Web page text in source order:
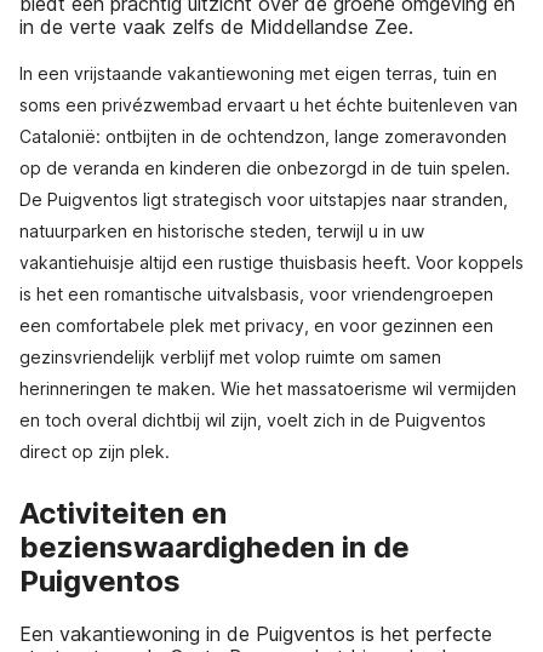
in de verte vaak zelfs de Middellandse Zee.
In een vrijstaande vakantiewoning met eigen terras, tuin en
soms een privézwembad ervaart u het échte buitenleven van
Catalonië: ontbijten in de ochtendzon, lange zomeravonden
op de veranda en kinderen die onbezorgd in de tuin spelen.
De Puigventos ligt strategisch voor uitstapjes naar stranden,
natuurparken en historische steden, terwijl u in uw
vakantiehuisje altijd een rustige thuisbasis heeft. Voor koppels
is het een romantische uitvalsbasis, voor vriendengroepen
een comfortabele plek met privacy, en voor gezinnen een
gezinsvriendelijk verblijf met volop ruimte om samen
herinneringen te maken. Wie het massatoerisme wil vermijden
en toch overal dichtbij wil zijn, voelt zich in de Puigventos
direct op zijn plek.
Activiteiten en
bezienswaardigheden in de
Puigventos
Een vakantiewoning in de Puigventos is het perfecte